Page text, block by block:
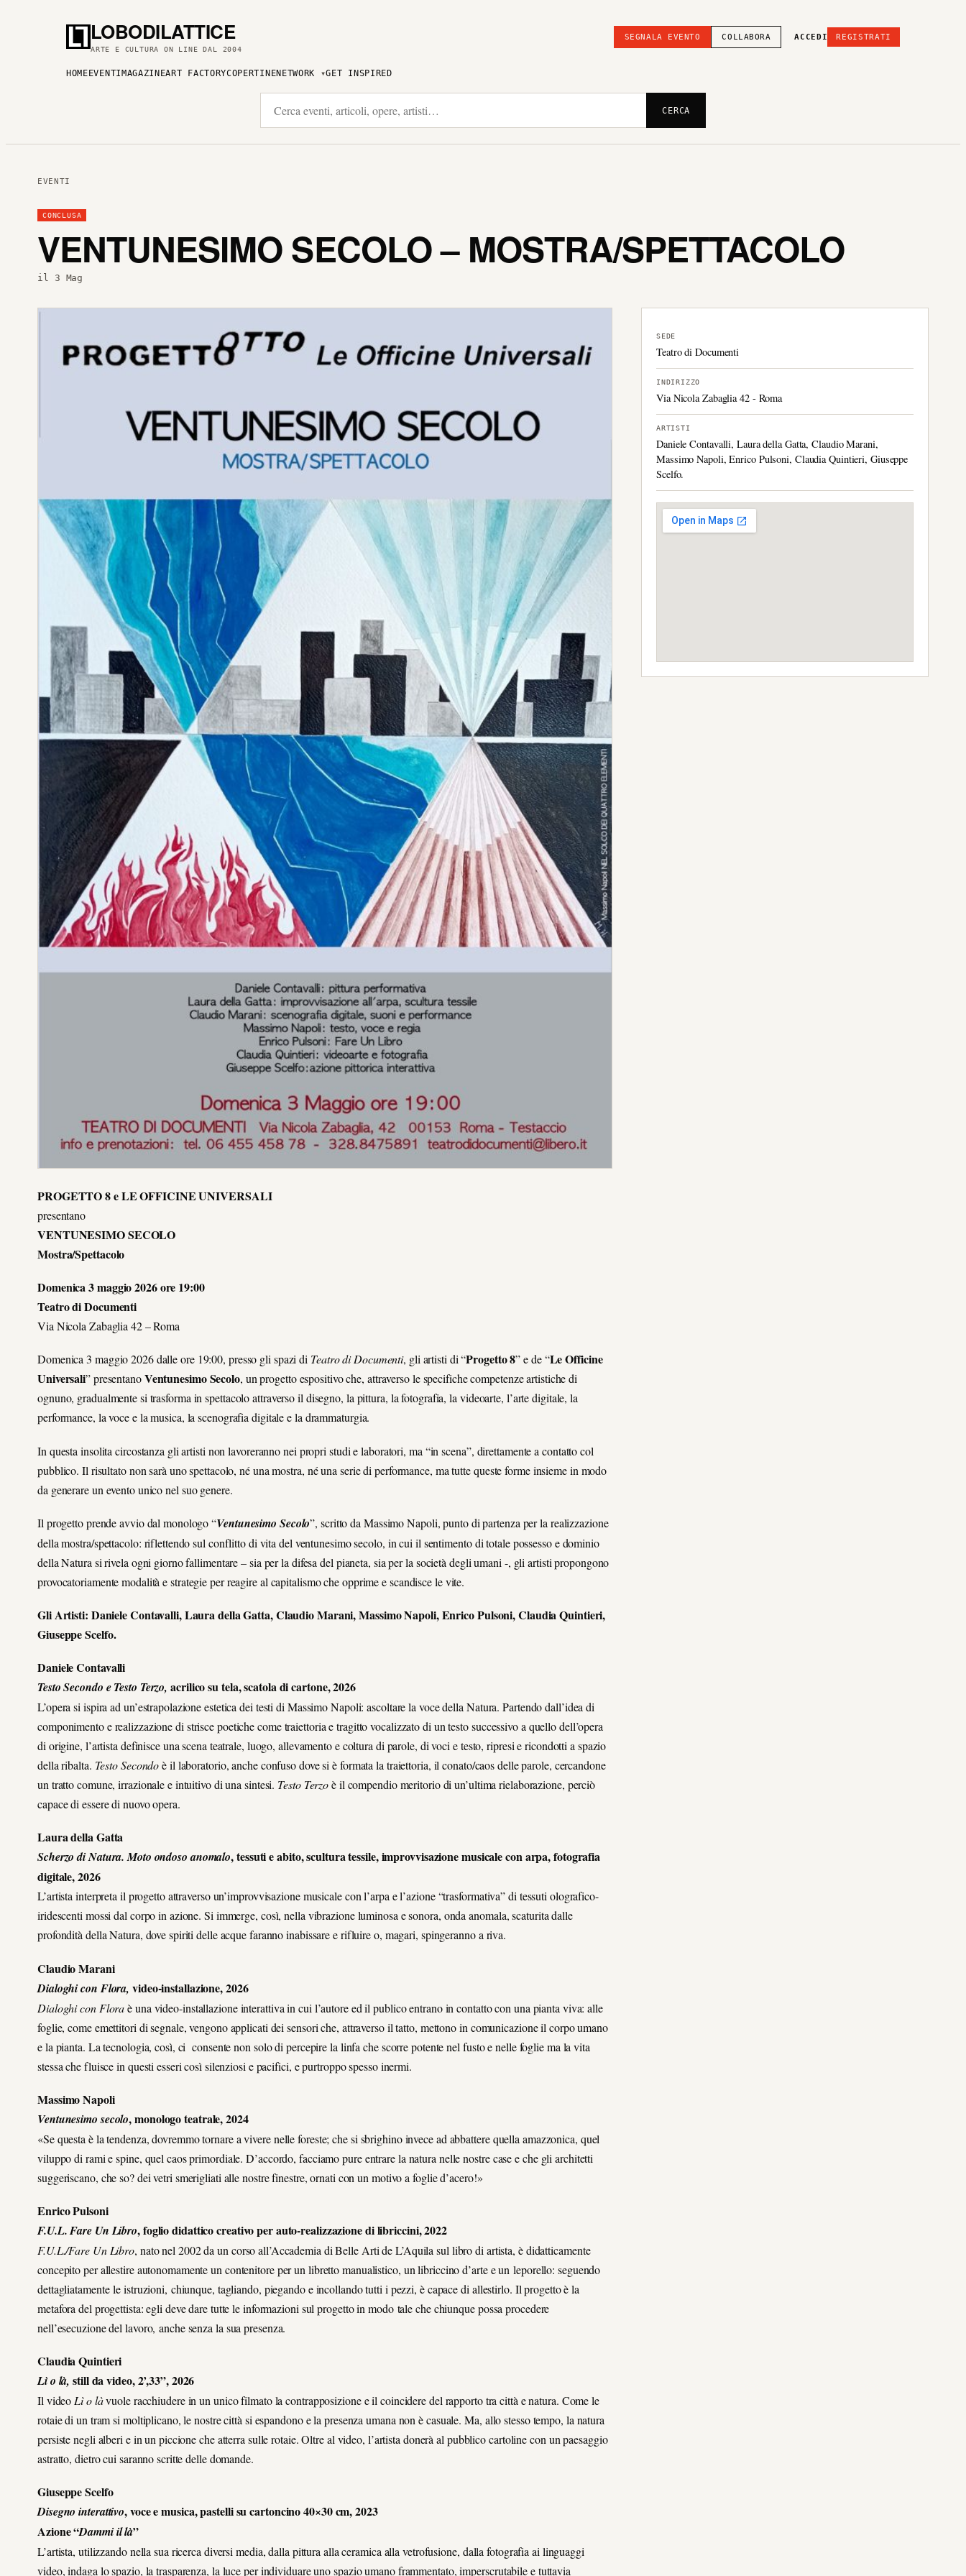
LOBODILATTICE
ARTE E CULTURA ON LINE DAL 2004
SEGNALA EVENTO COLLABORA ACCEDI REGISTRATI
HOME EVENTI MAGAZINEART FACTORYCOPERTINENETWORK GET INSPIRED
CERCA
EVENTI
CONCLUSA
VENTUNESIMO SECOLO – MOSTRA/SPETTACOLO
il 3 Mag
PROGETTO 8 e LE OFFICINE UNIVERSALI
presentano
VENTUNESIMO SECOLO
Mostra/Spettacolo
Domenica 3 maggio 2026 ore 19:00
Teatro di Documenti
Via Nicola Zabaglia 42 – Roma
Domenica 3 maggio 2026 dalle ore 19:00, presso gli spazi di Teatro di Documenti, gli artisti di “Progetto 8” e de “Le Officine
Universali” presentanoVentunesimo Secolo, un progetto espositivo che, attraverso le specifiche competenze artistiche di
ognuno, gradualmente si trasforma in spettacolo attraverso il disegno, la pittura, la fotografia, la videoarte, l’arte digitale, la
performance, la voce e la musica, la scenografia digitale e la drammaturgia.
In questa insolita circostanza gli artisti non lavoreranno nei propri studi e laboratori, ma “in scena”, direttamente a contatto col
pubblico. Il risultato non sarà uno spettacolo, né una mostra, né una serie di performance, ma tutte queste forme insieme in modo
da generare un evento unico nel suo genere.
Il progetto prende avvio dal monologo “Ventunesimo Secolo”, scritto da Massimo Napoli, punto di partenza per la realizzazione
della mostra/spettacolo: riflettendo sul conflitto di vita del ventunesimo secolo, in cui il sentimento di totale possesso e dominio
della Natura si rivela ogni giorno fallimentare – sia per la difesa del pianeta, sia per la società degli umani -, gli artisti propongono
provocatoriamente modalità e strategie per reagire al capitalismo che opprime e scandisce le vite.
Gli Artisti: Daniele Contavalli, Laura della Gatta, Claudio Marani, Massimo Napoli, Enrico Pulsoni, Claudia Quintieri,
Giuseppe Scelfo.
Daniele Contavalli
Testo Secondo e Testo Terzo,acrilico su tela, scatola di cartone, 2026
L’opera si ispira ad un’estrapolazione estetica dei testi di Massimo Napoli: ascoltare la voce della Natura. Partendo dall’idea di
componimento e realizzazione di strisce poetiche come traiettoria e tragitto vocalizzato di un testo successivo a quello dell’opera
di origine, l’artista definisce una scena teatrale, luogo, allevamento e coltura di parole, di voci e testo, ripresi e ricondotti a spazio
della ribalta. Testo Secondoè il laboratorio, anche confuso dove si è formata la traiettoria, il conato/caos delle parole, cercandone
un tratto comune, irrazionale e intuitivo di una sintesi. Testo Terzoè il compendio meritorio di un’ultima rielaborazione, perciò
capace di essere di nuovo opera.
Laura della Gatta
Scherzo di Natura. Moto ondoso anomalo, tessuti e abito, scultura tessile, improvvisazione musicale con arpa, fotografia
digitale, 2026
L’artista interpreta il progetto attraverso un’improvvisazione musicale con l’arpa e l’azione “trasformativa” di tessuti olografico-
iridescenti mossi dal corpo in azione. Si immerge, così, nella vibrazione luminosa e sonora, onda anomala, scaturita dalle
profondità della Natura, dove spiriti delle acque faranno inabissare e rifluire o, magari, spingeranno a riva.
Claudio Marani
Dialoghi con Flora, video-installazione, 2026
Dialoghi con Floraè una video-installazione interattiva in cui l’autore ed il publico entrano in contatto con una pianta viva: alle
foglie, come emettitori di segnale, vengono applicati dei sensori che, attraverso il tatto, mettono in comunicazione il corpo umano
e la pianta. La tecnologia, così, ci consente non solo di percepire la linfa che scorre potente nel fusto e nelle foglie ma la vita
stessa che fluisce in questi esseri così silenziosi e pacifici, e purtroppo spesso inermi.
Massimo Napoli
Ventunesimo secolo, monologo teatrale, 2024
«Se questa è la tendenza, dovremmo tornare a vivere nelle foreste; che si sbrighino invece ad abbattere quella amazzonica, quel
viluppo di rami e spine, quel caos primordiale. D’accordo, facciamo pure entrare la natura nelle nostre case e che gli architetti
suggeriscano, che so? dei vetri smerigliati alle nostre finestre, ornati con un motivo a foglie d’acero!»
Enrico Pulsoni
F.U.L. Fare Un Libro, foglio didattico creativo per auto-realizzazione di libriccini, 2022
F.U.L./Fare Un Libro, nato nel 2002 da un corso all’Accademia di Belle Arti de L’Aquila sul libro di artista, è didatticamente
concepito per allestire autonomamente un contenitore per un libretto manualistico, un libriccino d’arte e un leporello: seguendo
dettagliatamente le istruzioni, chiunque, tagliando, piegando e incollando tutti i pezzi, è capace di allestirlo. Il progetto è la
metafora del progettista: egli deve dare tutte le informazioni sul progetto in modo tale che chiunque possa procedere
nell’esecuzione del lavoro, anche senza la sua presenza.
Claudia Quintieri
Lì o là, still da video, 2’,33”, 2026
Il video Lì o làvuole racchiudere in un unico filmato la contrapposizione e il coincidere del rapporto tra città e natura. Come le
rotaie di un tram si moltiplicano, le nostre città si espandono e la presenza umana non è casuale. Ma, allo stesso tempo, la natura
persiste negli alberi e in un piccione che atterra sulle rotaie. Oltre al video, l’artista donerà al pubblico cartoline con un paesaggio
astratto, dietro cui saranno scritte delle domande.
Giuseppe Scelfo
Disegno interattivo, voce e musica, pastelli su cartoncino 40×30 cm, 2023
Azione “Dammi il là”
L’artista, utilizzando nella sua ricerca diversi media, dalla pittura alla ceramica alla vetrofusione, dalla fotografia ai linguaggi
video, indaga lo spazio, la trasparenza, la luce per individuare uno spazio umano frammentato, imperscrutabile e tuttavia
SEDE
Teatro di Documenti
INDIRIZZO
Via Nicola Zabaglia 42 - Roma
ARTISTI
Daniele Contavalli, Laura della Gatta, Claudio Marani,
Massimo Napoli, Enrico Pulsoni, Claudia Quintieri, Giuseppe
Scelfo.